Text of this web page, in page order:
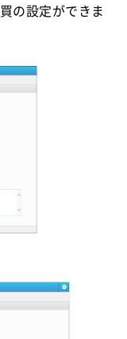
の設定ができま